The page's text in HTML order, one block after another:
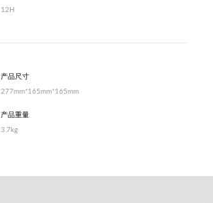
12H
产品尺寸
277mm*165mm*165mm
产品重量
3.7kg